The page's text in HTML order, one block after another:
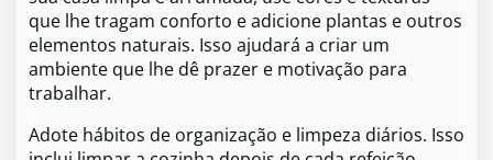
que lhe tragam conforto e adicione plantas e outros
elementos naturais. Isso ajudará a criar um
ambiente que lhe dê prazer e motivação para
trabalhar.
Adote hábitos de organização e limpeza diários. Isso